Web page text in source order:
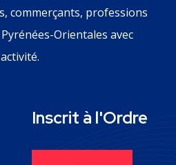
commerçants, professions
Orientales avec
Inscrit à l'Ordre